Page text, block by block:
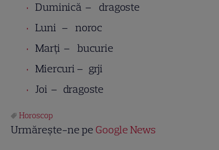
Duminică – dragoste
Luni – noroc
Marţi – bucurie
Miercuri – grji
Joi – dragoste
Horoscop
Urmărește-ne pe Google News